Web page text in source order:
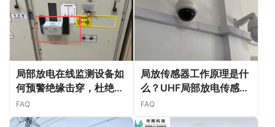
局部放电在线监测设备如
何预警绝缘击穿，杜绝电
弧闪光等重大事故？
FAQ
局放传感器工作原理是什
么？UHF局部放电传感器
检测原理详解
FAQ